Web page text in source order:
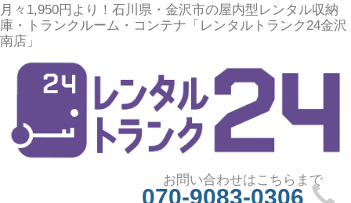
月々1,950円より！石川県・金沢市の屋内型レンタル収納
庫・トランクルーム・コンテナ「レンタルトランク24金沢
南店」
070-9083-0306